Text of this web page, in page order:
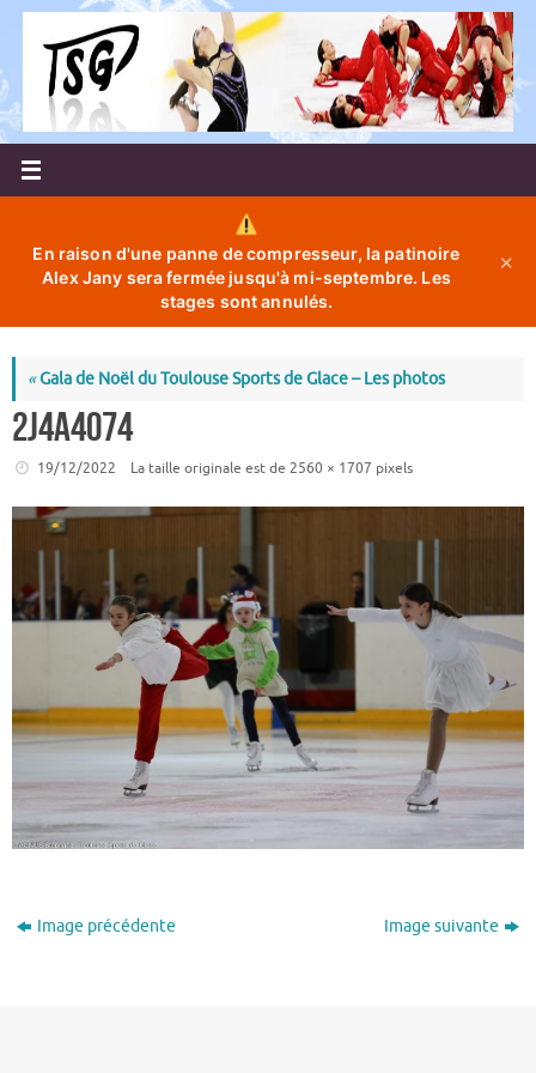
Passer
contenu
En raison d'une panne de compresseur, la patinoire
Alex Jany sera fermée jusqu'à mi-septembre. Les
stages sont annulés.
✕
«Gala de Noël du Toulouse Sports de Glace – Les photos
2J4A4074
19/12/2022 La taille originale est de 2560 × 1707 pixels
Image précédente Image suivante